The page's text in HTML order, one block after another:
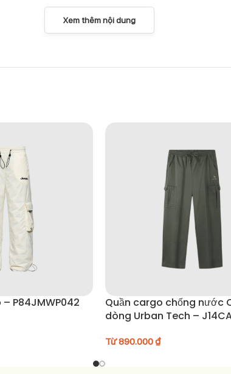
Xem thêm nội dung
P84JMWP042
Quần cargo chống nước
dòng Urban Tech –
Từ890.000₫